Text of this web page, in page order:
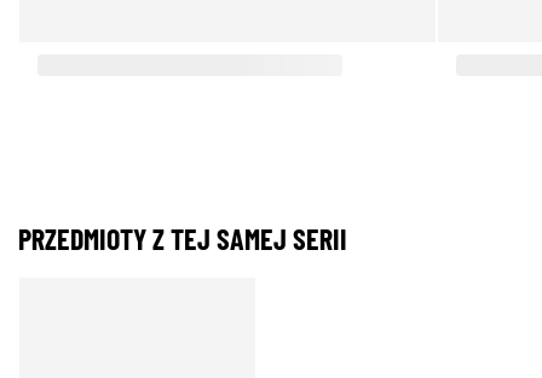
PRZEDMIOTY Z TEJ SAMEJ SERII